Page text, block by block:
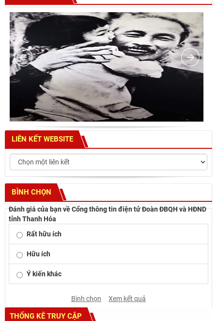
LIÊN KẾT WEBSITE
BÌNH CHỌN
Đánh giá của bạn về Cổng thông tin điện tử Đoàn ĐBQH và HĐND
tỉnh Thanh Hóa
Rất hữu ích
Hữu ích
Ý kiến khác
Bình chọn Xem kết quả
THỐNG KÊ TRUY CẬP